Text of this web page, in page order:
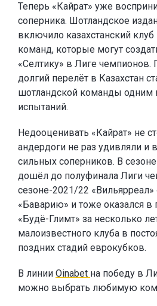
Теперь «Кайрат» уже
соперника. Шотландское
включило казахстанский
команд, которые могут
«Селтику» в Лиге
долгий перелёт в Казахстан
шотландской команды одним
испытаний.
Недооценивать «Кайрат» не
андердоги не раз удивляли и
сильных соперников. В
дошёл до полуфинала Лиги
сезоне-2021/22
«Баварию» и тоже оказался в
«Будё-Глимт» за несколько
малоизвестного клуба в
поздних стадий еврокубков.
В линии Oinabet на победу в
можно выбрать любимую